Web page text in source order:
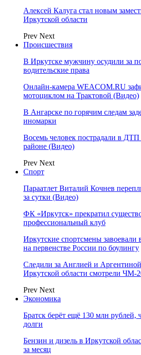
Алексей Калуга стал новым
Иркутской области
Prev Next
Происшествия
В Иркутске мужчину осудили за
водительские права
Онлайн-камера WEACOM.RU
мотоциклом на Трактовой (Видео)
В Ангарске по горячим следам
иномарки
Восемь человек пострадали в
районе (Видео)
Prev Next
Спорт
Параатлет Виталий Кочнев
за сутки (Видео)
ФК «Иркутск» прекратил
профессиональный клуб
Иркутские спортсмены завоевали
на первенстве России по боулингу
Следили за Англией и
Иркутской области смотрели ЧМ-
Prev Next
Экономика
Братск берёт ещё 130 млн рублей,
долги
Бензин и дизель в Иркутской
за месяц